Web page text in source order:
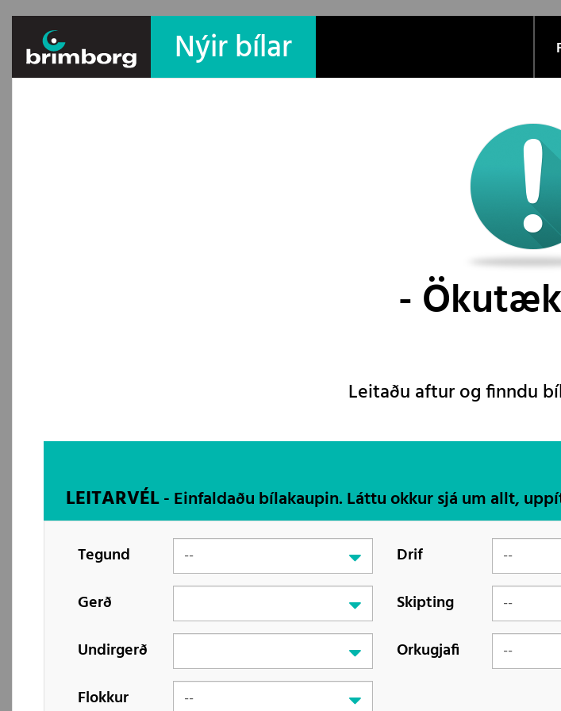
Nýir bílar
Leitaðu aftur og finndu
LEITARVÉL- Einfaldaðu bílakaupin. Láttu okkur sjá um allt,
Tegund
Gerð
Undirgerð
Flokkur
Drif
Skipting
Orkugjafi